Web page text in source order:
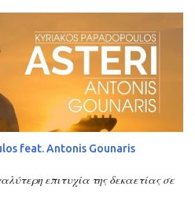
feat. Antonis Gounaris
επιτυχία της δεκαετίας σε